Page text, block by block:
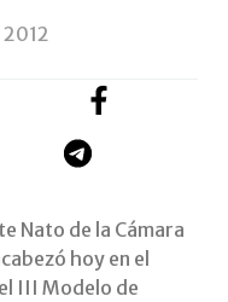
Nato de la Cámara
hoy en el
III Modelo de